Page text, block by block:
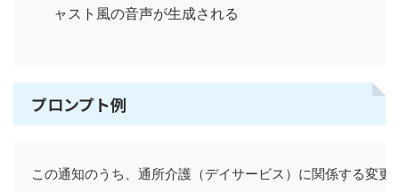
ャスト風の音声が生成される
プロンプト例
この通知のうち、通所介護（デイサービス）に関係する変更